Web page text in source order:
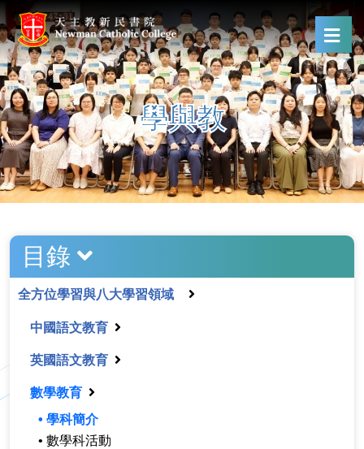
學與教
目錄
全方位學習與八大學習領域
中國語文教育
英國語文教育
數學教育
• 學科簡介
• 數學科活動